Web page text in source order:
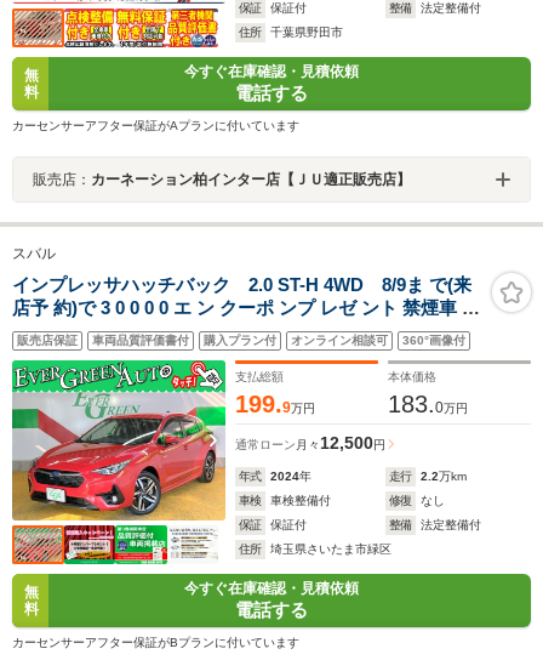
保証 保証付 整備
法定整備付
住所
千葉県野田市
無
料
今すぐ在庫確認・見積依頼
電話する
カーセンサーアフター保証がAプランに付いています
販売店： カーネーション柏インター店【ＪＵ適正販売店】
スバル
インプレッサハッチバック 2.0 ST-H 4WD 8/9ま で(来
店予 約)で 3 0 0 0 0 エ ン クーポ ンプ レゼ ント 禁煙車 新
世代アイサイト 全周囲モニター 純正メモリナビ シートヒ
ーター ETC2.0 Bluetooth パワーシート 電動パーキング
アルミペダル LEDライト
販売店保証 車両品質評価書付 購入プラン付 オンライン相談可 360°画像付
支払総額
199.9万円
本体価格
183.0万円
通常ローン 月々12,500円
年式 2024年 走行 2.2万km
車検
車検整備付 修復
なし
保証
保証付 整備
法定整備付
住所
埼玉県さいたま市緑区
無
料
今すぐ在庫確認・見積依頼
電話する
カーセンサーアフター保証がBプランに付いています